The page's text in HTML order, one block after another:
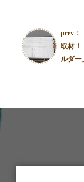
prev：
取材！
ルダー